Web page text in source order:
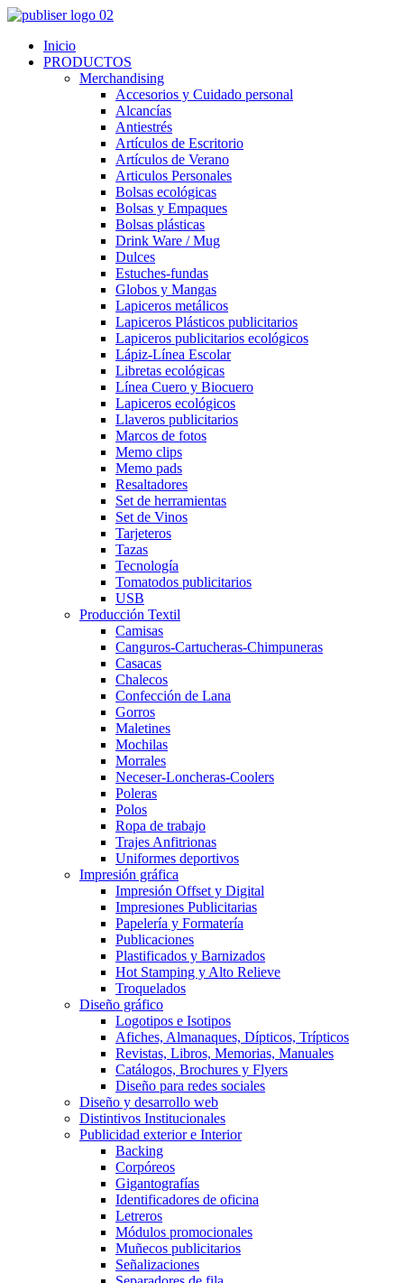
Inicio
PRODUCTOS
Merchandising
Accesorios y Cuidado personal
Alcancías
Antiestrés
Artículos de Escritorio
Artículos de Verano
Articulos Personales
Bolsas ecológicas
Bolsas y Empaques
Bolsas plásticas
Drink Ware / Mug
Dulces
Estuches-fundas
Globos y Mangas
Lapiceros metálicos
Lapiceros Plásticos publicitarios
Lapiceros publicitarios ecológicos
Lápiz-Línea Escolar
Libretas ecológicas
Línea Cuero y Biocuero
Lapiceros ecológicos
Llaveros publicitarios
Marcos de fotos
Memo clips
Memo pads
Resaltadores
Set de herramientas
Set de Vinos
Tarjeteros
Tazas
Tecnología
Tomatodos publicitarios
USB
Producción Textil
Camisas
Canguros-Cartucheras-Chimpuneras
Casacas
Chalecos
Confección de Lana
Gorros
Maletines
Mochilas
Morrales
Neceser-Loncheras-Coolers
Poleras
Polos
Ropa de trabajo
Trajes Anfitrionas
Uniformes deportivos
Impresión gráfica
Impresión Offset y Digital
Impresiones Publicitarias
Papelería y Formatería
Publicaciones
Plastificados y Barnizados
Hot Stamping y Alto Relieve
Troquelados
Diseño gráfico
Logotipos e Isotipos
Afiches, Almanaques, Dípticos, Trípticos
Revistas, Libros, Memorias, Manuales
Catálogos, Brochures y Flyers
Diseño para redes sociales
Diseño y desarrollo web
Distintivos Institucionales
Publicidad exterior e Interior
Backing
Corpóreos
Gigantografías
Identificadores de oficina
Letreros
Módulos promocionales
Muñecos publicitarios
Señalizaciones